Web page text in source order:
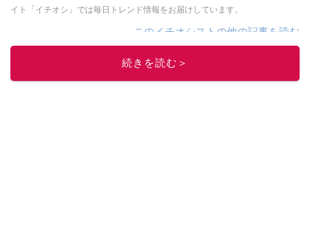
イト「イチオシ」では毎日トレンド情報をお届けしています。
このイチオシストの他の記事を読む
続きを読む＞